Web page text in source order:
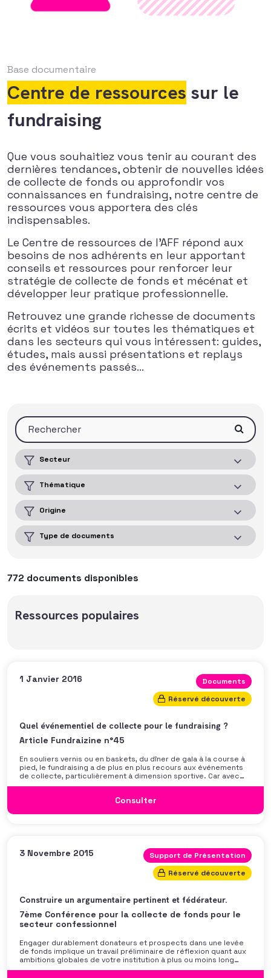
Base documentaire
Centre de ressources sur le
fundraising
Que vous souhaitiez vous tenir au courant des
dernières tendances, obtenir de nouvelles idées
de collecte de fonds ou approfondir vos
connaissances en fundraising, notre centre de
ressources vous apportera des clés
indispensables.
Le Centre de ressources de l’AFF répond aux
besoins de nos adhérents en leur apportant
conseils et ressources pour renforcer leur
stratégie de collecte de fonds et mécénat et
développer leur pratique professionnelle.
Retrouvez une grande richesse de documents
écrits et vidéos sur toutes les thématiques et
dans les secteurs qui vous intéressent: guides,
études, mais aussi présentations et replays
des événements passés…
772 documents disponibles
Ressources populaires
1 Janvier 2016
Documents
Réservé découverte
Quel événementiel de collecte pour le fundraising ?
Article Fundraizine n°45
En souliers vernis ou en baskets, du dîner de gala à la course à
pied, le fundraising a de plus en plus recours aux événements
de collecte, particulièrement à dimension sportive. Car avec
les années, les formes et les objectifs de ces moments vitaux
Consulter
3 Novembre 2015
Support de Présentation
Réservé découverte
Construire un argumentaire pertinent et fédérateur.
7ème Conférence pour la collecte de fonds pour le
secteur confessionnel
Engager durablement donateurs et prospects dans une levée
de fonds implique un travail préliminaire de réflexion quant aux
ambitions globales de votre institution à plus ou moins long
terme. Cette étape incontournable va nécessiter une analyse